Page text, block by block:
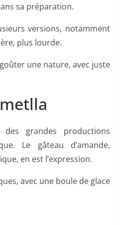
sa préparation.
versions, notamment
plus lourde.
une nature, avec juste
des grandes productions
Le gâteau d’amande,
en est l’expression.
avec une boule de glace